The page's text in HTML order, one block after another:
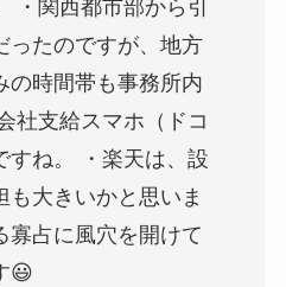
・関西都市部から引
ったのですが、地方
の時間帯も事務所内
社支給スマホ（ドコ
すね。 ・楽天は、設
も大きいかと思いま
寡占に風穴を開けて
😃